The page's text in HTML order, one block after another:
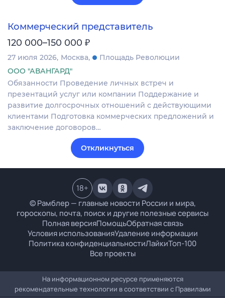
Коммерческий представитель
120 000–150 000 ₽
27 июля 2026 Москва
Площадь Революции
ООО "АВАНГАРД"
Обязанности Проведение личных встреч и
презентаций услуг или компании Поддержание и
развитие долгосрочных отношений с действующими
клиентами Подготовка коммерческих предложений и
заключение договоров…
Откликнуться
© Рамблер — главные новости России и мира,
гороскопы, почта, поиск и другие полезные сервисы
Полная версияПомощьОбратная связь
Условия использованияУдаление информации
Политика конфиденциальностиЛайкиТоп-100
Все проекты
18+
На информационном ресурсе применяются
рекомендательные технологии в соответствии с Правилами